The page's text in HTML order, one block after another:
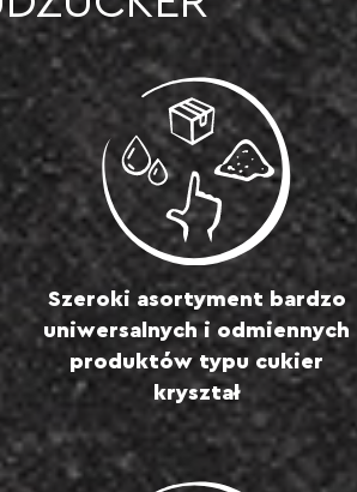
Szeroki asortyment bardzo
uniwersalnych i odmiennych
produktów typu cukier
kryształ